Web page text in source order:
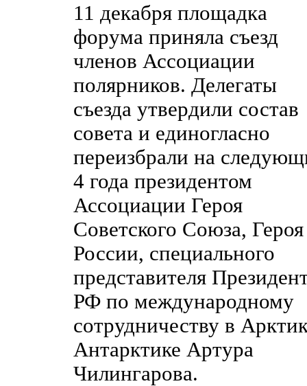
11 декабря площадка
форума приняла съезд
членов Ассоциации
полярников. Делегаты
съезда утвердили состав
совета и единогласно
переизбрали на
4 года президентом
Ассоциации Героя
Советского Союза, Героя
России, специального
представителя
РФ по международному
сотрудничеству в
Антарктике Артура
Чилингарова.